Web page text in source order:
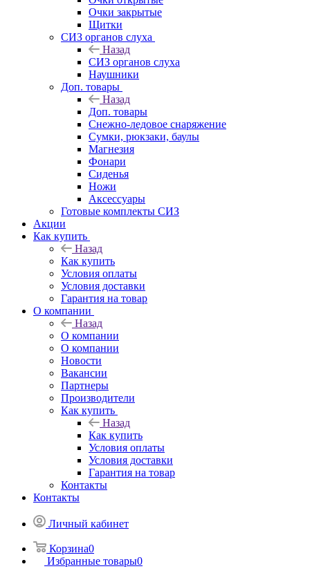
Очки закрытые
Щитки
СИЗ органов слуха
Назад
СИЗ органов слуха
Наушники
Доп. товары
Назад
Доп. товары
Снежно-ледовое снаряжение
Сумки, рюкзаки, баулы
Магнезия
Фонари
Сиденья
Ножи
Аксессуары
Готовые комплекты СИЗ
Акции
Как купить
Назад
Как купить
Условия оплаты
Условия доставки
Гарантия на товар
О компании
Назад
О компании
О компании
Новости
Вакансии
Партнеры
Производители
Как купить
Назад
Как купить
Условия оплаты
Условия доставки
Гарантия на товар
Контакты
Контакты
Личный кабинет
Корзина0
Избранные товары0